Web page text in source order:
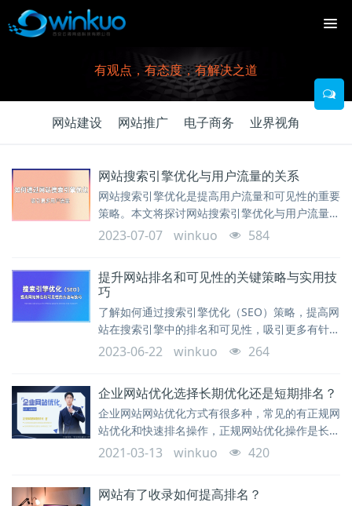
有观点，有态度，有解决之道
网站建设 网站推广 电子商务 业界视角
网站搜索引擎优化与用户流量的关系
网站搜索引擎优化是提高用户流量和可见性的重要
策略。本文将探讨网站搜索引擎优化与用户流量之
间的关系，并提供一些提高用户流量的优化方法。
2023-07-07 winkuo 584
提升网站排名和可见性的关键策略与实用技
巧
了解如何通过搜索引擎优化（SEO）策略，提高网
站在搜索引擎中的排名和可见性，吸引更多有针对
性的流量和潜在客户。本文介绍了关键的优化技巧
2023-06-22 winkuo 264
企业网站优化选择长期优化还是短期排名？
企业网站网站优化方式有很多种，常见的有正规网
站优化和快速排名操作，正规网站优化操作是长期
优化，通过持续产出用户真正需要高质量的文章，
2021-03-13 winkuo 420
网站有了收录如何提高排名？